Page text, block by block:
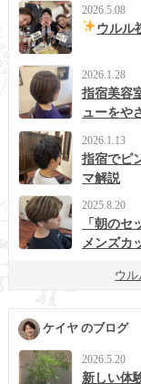
2026.5.08
ウルル
2026.1.28
指宿美容
ューをや
2026.1.13
指宿でピ
マ解説
2025.8.20
「朝の
メンズカ
ウ
ケイヤ のブログ
2026.5.20
新しい体